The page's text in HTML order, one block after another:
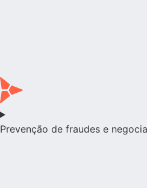
Prevenção de fraudes e